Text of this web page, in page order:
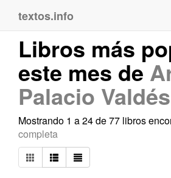
textos.info
Libros más
este mes de
Palacio Valdés
Mostrando 1 a 24 de 77 libros
completa